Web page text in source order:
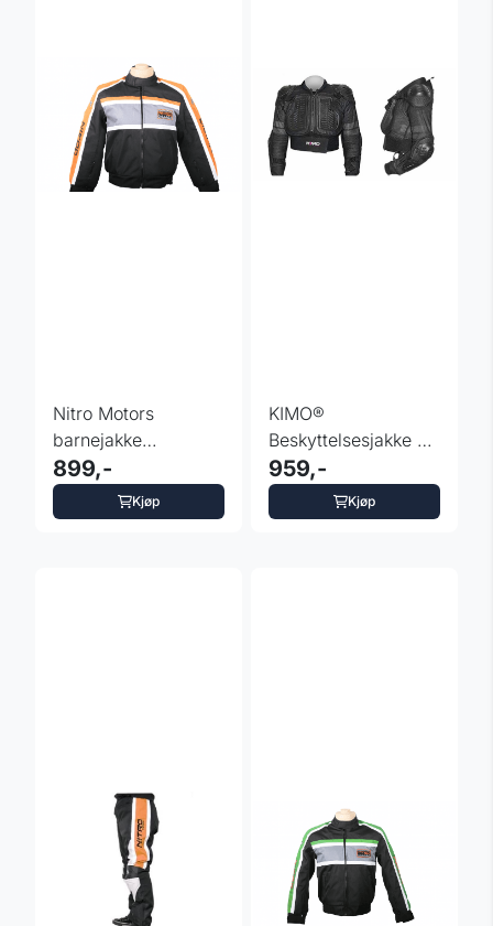
Nitro Motors
barnejakke
motorcross Cordura
racing oransje
899,-
Kjøp
KIMO®
Beskyttelsesjakke Til
ATV For Barn
959,-
Kjøp